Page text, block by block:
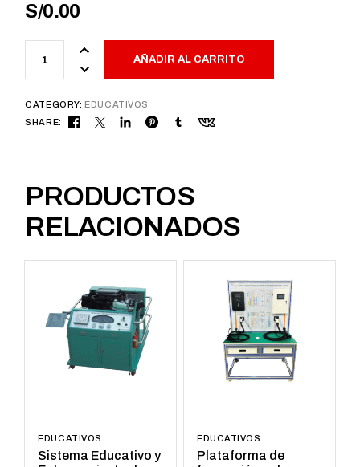
S/0.00
AÑADIR AL CARRITO
CATEGORY: EDUCATIVOS
SHARE:
PRODUCTOS
RELACIONADOS
EDUCATIVOS
Sistema Educativo y
EDUCATIVOS
Plataforma de